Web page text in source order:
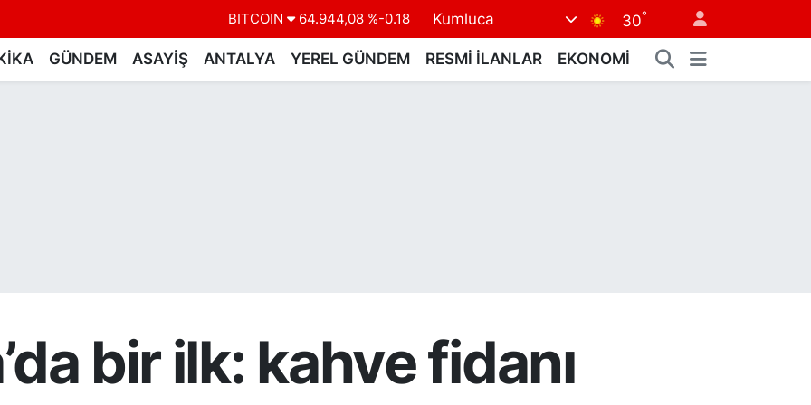
DOLAR 47,7436 %0.18
EURO
55,2510 %0.32
STERLİN
64,4811 %0.38
Kumluca 30°
GÜNDEM ASAYİŞ ANTALYA YEREL GÜNDEM RESMİ İLANLAR EKONOMİ
bir ilk: kahve fidanı